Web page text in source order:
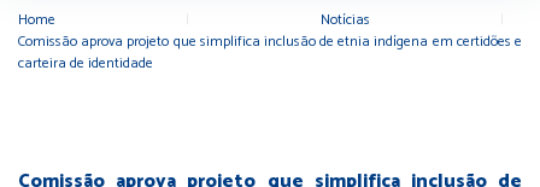
Home Notícias
Comissão aprova projeto que simplifica inclusão de etnia indígena em certidões e
carteira de identidade